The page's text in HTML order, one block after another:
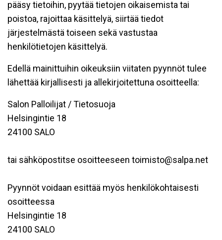
pääsy tietoihin, pyytää tietojen oikaisemista tai
poistoa, rajoittaa käsittelyä, siirtää tiedot
järjestelmästä toiseen sekä vastustaa
henkilötietojen käsittelyä.
Edellä mainittuihin oikeuksiin viitaten pyynnöt tulee
lähettää kirjallisesti ja allekirjoitettuna osoitteella:
Salon Palloilijat / Tietosuoja
Helsingintie 18
24100 SALO
tai sähköpostitse osoitteeseen toimisto@salpa.net
Pyynnöt voidaan esittää myös henkilökohtaisesti
osoitteessa
Helsingintie 18
24100 SALO